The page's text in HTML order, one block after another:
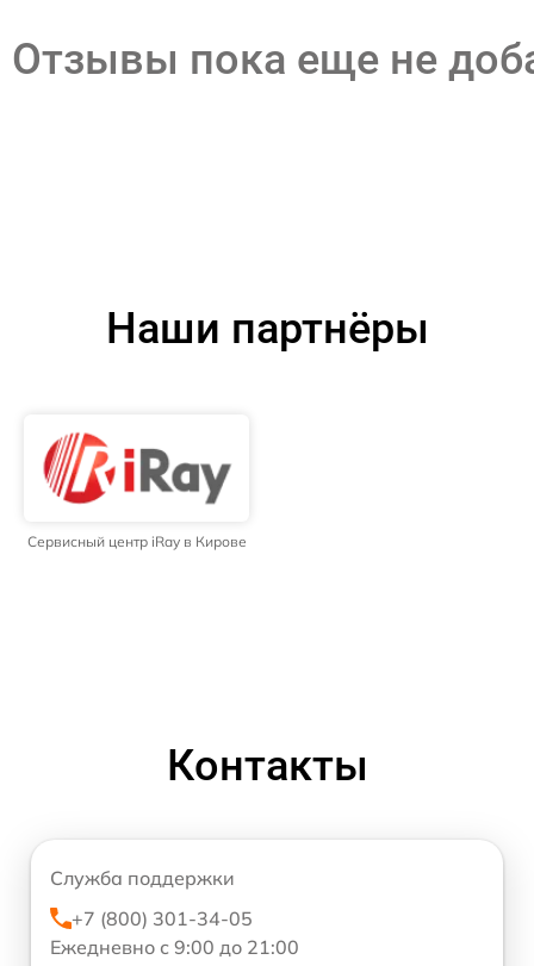
Отзывы пока еще не
Наши партнёры
Сервисный центр iRay в Кирове
Контакты
Служба поддержки
+7 (800) 301-34-05
Ежедневно с 9:00 до 21:00